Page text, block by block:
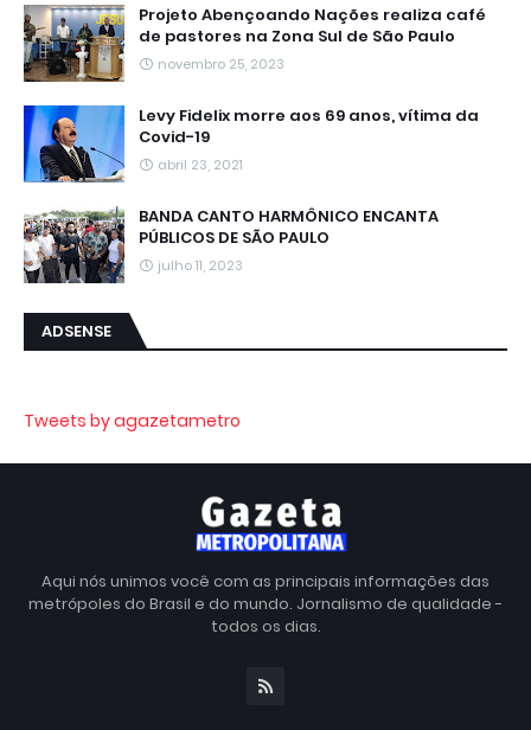
Projeto Abençoando Nações realiza café
de pastores na Zona Sul de São Paulo
novembro 25, 2023
Levy Fidelix morre aos 69 anos, vítima da
Covid-19
abril 23, 2021
BANDA CANTO HARMÔNICO ENCANTA
PÚBLICOS DE SÃO PAULO
julho 11, 2023
ADSENSE
Tweets by agazetametro
Aqui nós unimos você com as principais informações das
metrópoles do Brasil e do mundo. Jornalismo de qualidade -
todos os dias.